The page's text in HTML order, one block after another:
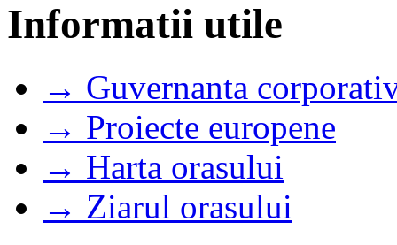
Informatii utile
→ Guvernanta
→ Proiecte europene
→ Harta orasului
→ Ziarul orasului